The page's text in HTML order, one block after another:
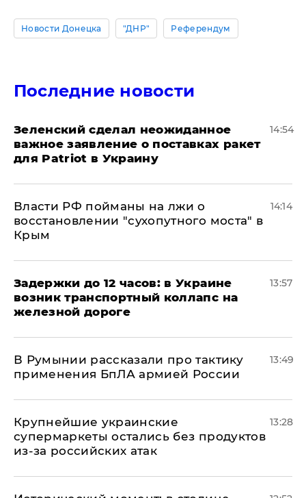
Новости Донецка "ДНР" Референдум
Последние новости
Зеленский сделал неожиданное
важное заявление о поставках ракет
для Patriot в Украину
14:54
Власти РФ пойманы на лжи о
восстановлении "сухопутного моста" в
Крым
14:14
Задержки до 12 часов: в Украине
возник транспортный коллапс на
железной дороге
13:57
В Румынии рассказали про тактику
применения БпЛА армией России
13:49
Крупнейшие украинские
супермаркеты остались без продуктов
из-за российских атак
13:28